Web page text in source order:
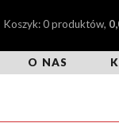
Koszyk: 0 produktów,
O NAS